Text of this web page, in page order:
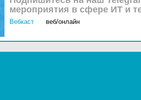
мероприятия в сфере ИТ и
Вебкаст веб/онлайн